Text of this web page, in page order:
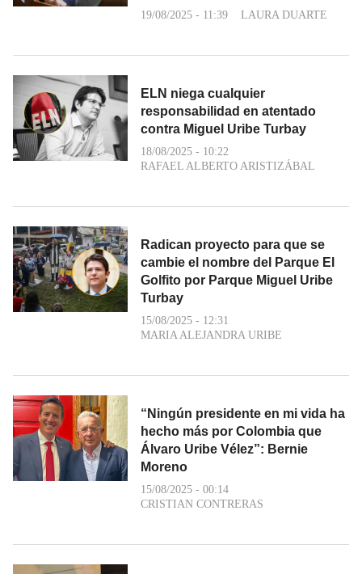
19/08/2025 - 11:39 LAURA DUARTE
ELN niega cualquier
responsabilidad en atentado
contra Miguel Uribe Turbay
18/08/2025 - 10:22
RAFAEL ALBERTO ARISTIZÁBAL
Radican proyecto para que se
cambie el nombre del Parque El
Golfito por Parque Miguel Uribe
Turbay
15/08/2025 - 12:31
MARIA ALEJANDRA URIBE
“Ningún presidente en mi vida ha
hecho más por Colombia que
Álvaro Uribe Vélez”: Bernie
Moreno
15/08/2025 - 00:14
CRISTIAN CONTRERAS